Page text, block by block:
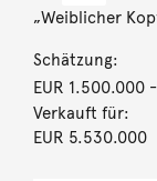
„Weiblicher
Schätzung:
EUR 1.500.000-
Verkauft für:
EUR 5.530.000